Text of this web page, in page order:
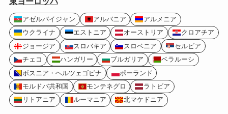
アゼルバイジャン アルバニア
アルメニア
ウクライナ
エストニア オーストリア
クロアチア
ジョージア
スロバキア スロベニア
セルビア
チェコ
ハンガリー ブルガリア
ベラルーシ
ボスニア・ヘルツェゴビナ
ポーランド
モルドバ共和国
モンテネグロ
ラトビア
リトアニア
ルーマニア 北マケドニア